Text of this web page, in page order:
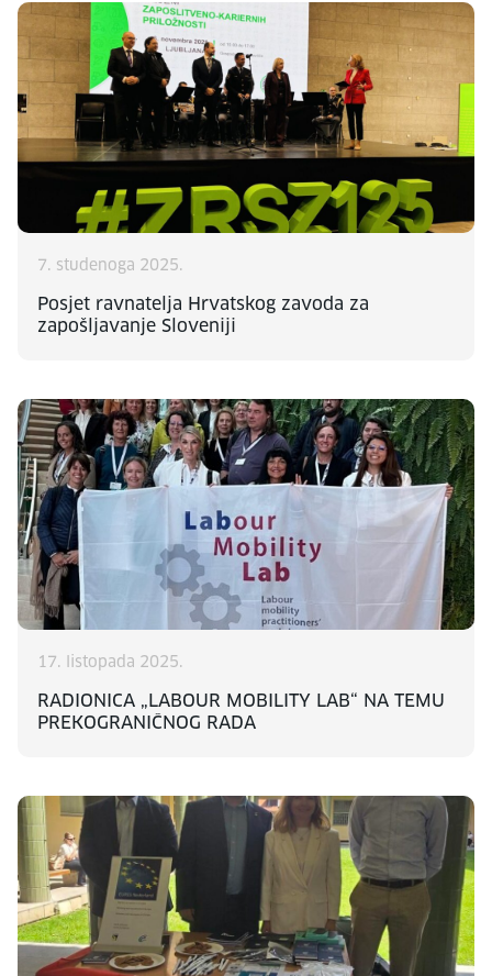
7. studenoga 2025.
Posjet ravnatelja Hrvatskog zavoda za
zapošljavanje Sloveniji
17. listopada 2025.
RADIONICA „LABOUR MOBILITY LAB“ NA TEMU
PREKOGRANIČNOG RADA